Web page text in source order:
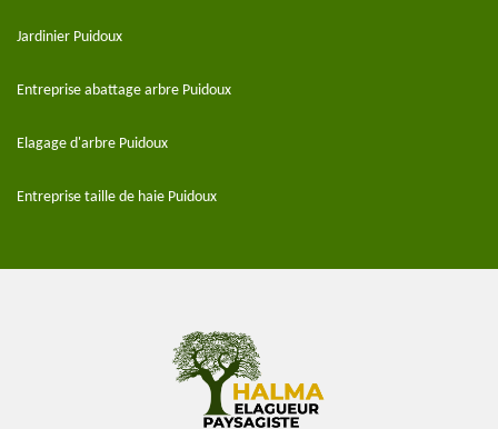
Jardinier Puidoux
Entreprise abattage arbre Puidoux
Elagage d'arbre Puidoux
Entreprise taille de haie Puidoux